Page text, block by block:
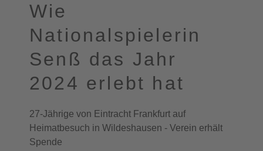
Wie
Nationalspielerin
Senß das Jahr
2024 erlebt hat
27-Jährige von Eintracht Frankfurt auf
Heimatbesuch in Wildeshausen - Verein erhält
Spende